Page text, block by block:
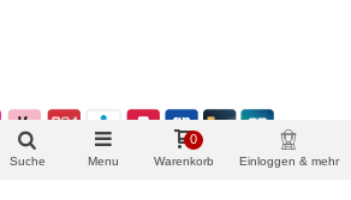
Suche Menu Warenkorb
0
Einloggen & mehr